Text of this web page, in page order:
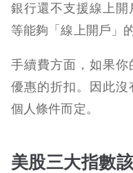
銀行還不支援線上
等能夠「線上開戶」
手續費方面，如果
優惠的折扣。因此
個人條件而定。
美股三大指數